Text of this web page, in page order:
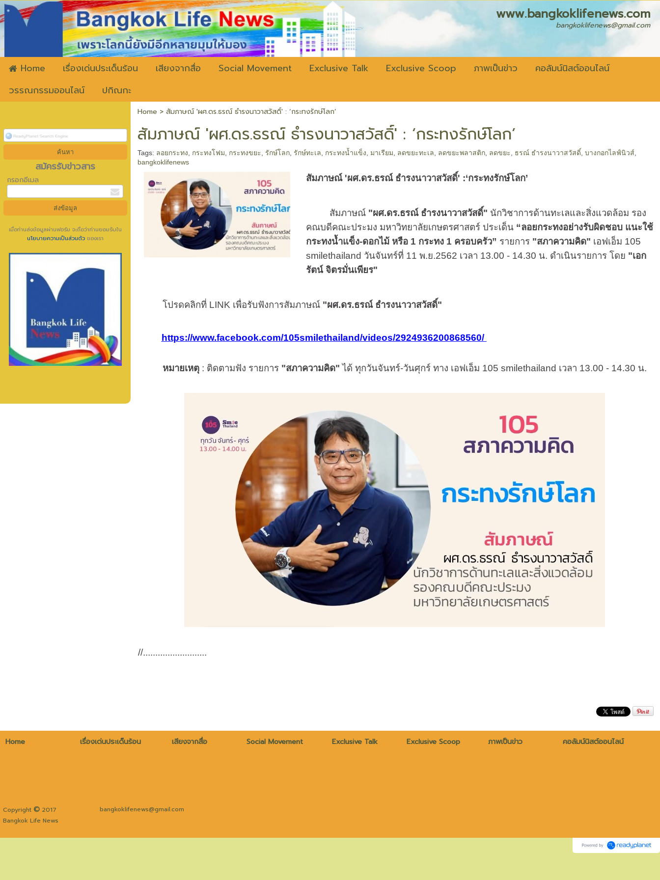
www.bangkoklifenews.com
bangkoklifenews@gmail.com
Home เรื่องเด่นประเด็นร้อน เสียงจากสื่อ Social Movement Exclusive Talk Exclusive Scoop ภาพเป็นข่าว
คอลัมน์นิสต์ออนไลน์
วรรณกรรมออนไลน์
ปกิณกะ
สมัครรับข่าวสาร
กรอกอีเมล
เมื่อท่านส่งข้อมูลผ่านฟอร์ม จะถือว่าท่านยอมรับใน
นโยบายความเป็นส่วนตัว ของเรา
Home > สัมภาษณ์ 'ผศ.ดร.ธรณ์ ธำรงนาวาสวัสดิ์' : ‘กระทงรักษ์โลก’
สัมภาษณ์ 'ผศ.ดร.ธรณ์ ธำรงนาวาสวัสดิ์' : ‘กระทงรักษ์โลก’
Tags: ลอยกระทง กระทงโฟม กระทงขยะ รักษ์โลก รักษ์ทะเล กระทงน้ำแข็ง มาเรียม ลดขยะทะเล ลดขยะพลาสติก ลดขยะ ธรณ์ ธำรงนาวาสวัสดิ์ ,บางกอกไลฟ์นิวส์
bangkoklifenews
สัมภาษณ์ 'ผศ.ดร.ธรณ์ ธำรงนาวาสวัสดิ์' :‘กระทงรักษ์โลก’
สัมภาษณ์ "ผศ.ดร.ธรณ์ ธำรงนาวาสวัสดิ์" นักวิชาการด้านทะเลและสิ่งแวดล้อม รอง
คณบดีคณะประมง มหาวิทยาลัยเกษตรศาสตร์ ประเด็น “ลอยกระทงอย่างรับผิดชอบ แนะใช้
กระทงน้ำแข็ง-ดอกไม้ หรือ 1 กระทง 1 ครอบครัว” รายการ "สภาความคิด" เอฟเอ็ม 105
smilethailand วันจันทร์ที่ 11 พ.ย.2562 เวลา 13.00 - 14.30 น. ดำเนินรายการ โดย "เอก
รัตน์ จิตรมั่นเพียร"
โปรดคลิกที่ LINK เพื่อรับฟังการสัมภาษณ์ "ผศ.ดร.ธรณ์ ธำรงนาวาสวัสดิ์"
https://www.facebook.com/105smilethailand/videos/2924936200868560/
หมายเหตุ : ติดตามฟัง รายการ "สภาความคิด" ได้ ทุกวันจันทร์-วันศุกร์ ทาง เอฟเอ็ม 105 smilethailand เวลา 13.00 - 14.30 น.
//..........................
Home เรื่องเด่นประเด็นร้อน เสียงจากสื่อ Social Movement Exclusive Talk Exclusive Scoop ภาพเป็นข่าว คอลัมน์นิสต์ออนไลน์
Copyright © 2017
bangkoklifenews@gmail.com
Bangkok Life News